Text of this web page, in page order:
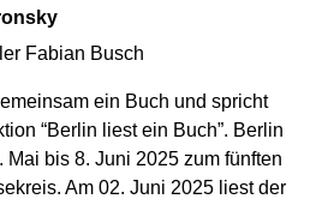
Fabian Busch
ein Buch und spricht
“Berlin liest ein Buch”. Berlin
bis 8. Juni 2025 zum fünften
Am 02. Juni 2025 liest der